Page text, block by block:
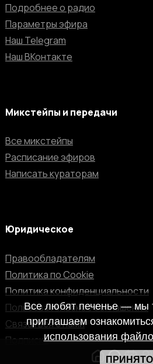
Подробнее о радио
Параметры эфира
Наш Telegram
Наш ВКонтакте
Микстейпы и передачи
Все микстейпы
Расписание эфиров
Написать кураторам
Юридическое
Правообладателям
Политика по Cookie
Политика конфиденциальности
Пользовательское соглашение
Связаться с нами
Подписка
Все любят печенье — мы
приглашаем
использования